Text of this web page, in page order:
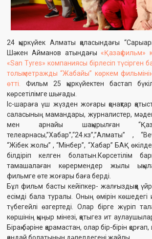
Іс-шараға үш жүзден жоғары қонақтар қатысты. Сондай-ақ кино
саласының мамандары, журналистер, мәдениет қайраткерлері
мен арнайы шақырылған “Қазақстан” ұлттық
телеарнасы,”Хабар”,“24.кз”,”Алматы” , “Вечерний Алматы”,
білдіріп келген болатын.Көрсетілім барысында фильмді
тамашалаған көрермендер жылы ықыластарын білдіріп,
фильмге өте жоғары баға берді.
Бұл фильм басты кейіпкер- жалғыздыққа үйреніп қалған Казбек
есімді бала туралы. Оның өмірін көшедегі иесіз ит - Жабайы
түбегейлі өзгертеді. Олар бірге жүріп талай сынақтан өтеді:
көршінің қыңыр мінезі, қатыгез ит аулаушылар, атақ қуған блогер.
Бірақ бәріне қарамастан, олар бір-бірін қорғап, шынайы достықтың
қандай болатынын дәлелдегені жайлы.
Іс- шара барысында фильмнің режиссері Дамир Абилханов
түсірілім командасына алғысын айтып, бұл киноға 1,5 жыл
көлемінде дайындалып, киноның Атыраудағы су басу
кезіндегі“Пшөн” есімімен танымал болған қаһарманның
иттің құрметіне түсірілгенін, жануарларға кішкене болсын
мейірімдірек болуға шақыру мақсатындағы фильм екенін атап
Сондай-ақ қараңыз